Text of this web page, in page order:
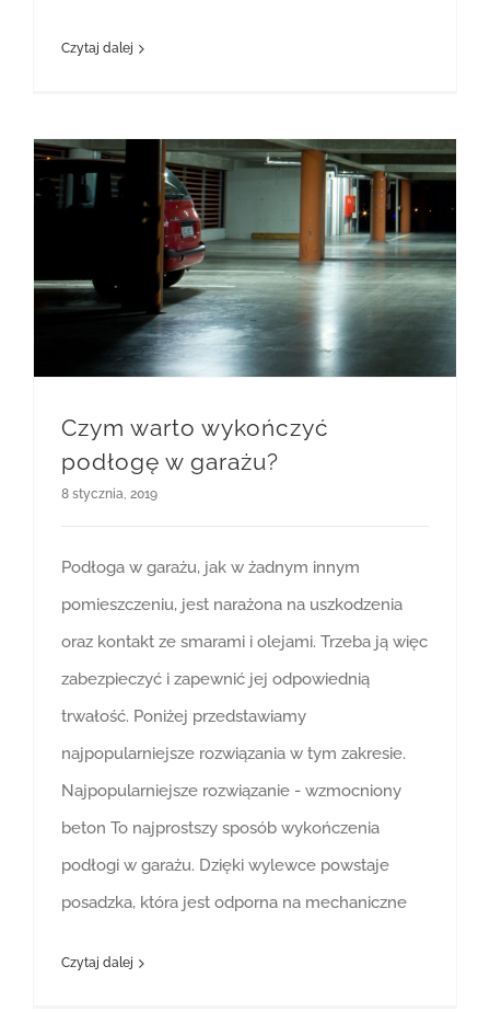
Czytaj dalej
Czym warto wykończyć
podłogę w garażu?
8 stycznia, 2019
Podłoga w garażu, jak w żadnym innym
pomieszczeniu, jest narażona na uszkodzenia
oraz kontakt ze smarami i olejami. Trzeba ją więc
zabezpieczyć i zapewnić jej odpowiednią
trwałość. Poniżej przedstawiamy
najpopularniejsze rozwiązania w tym zakresie.
Najpopularniejsze rozwiązanie - wzmocniony
beton To najprostszy sposób wykończenia
podłogi w garażu. Dzięki wylewce powstaje
posadzka, która jest odporna na mechaniczne
Czytaj dalej